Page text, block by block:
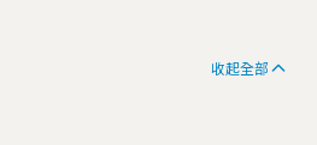
收起全部